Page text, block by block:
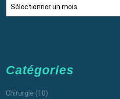
Catégories
Chirurgie (10)